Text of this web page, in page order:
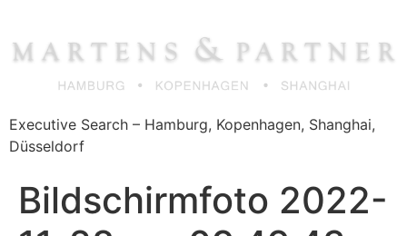
springen
Executive Search – Hamburg, Kopenhagen, Shanghai,
Düsseldorf
Bildschirm­foto 2022-